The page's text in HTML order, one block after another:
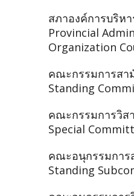
สภาองค์การบริห
Provincial
Organization
คณะกรรมการส
Standing
คณะกรรมการวิส
Special
คณะอนุกรรมกา
Standing